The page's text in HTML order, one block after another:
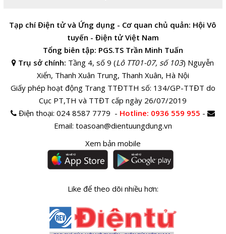
Tạp chí Điện tử và Ứng dụng - Cơ quan chủ quản: Hội Vô
tuyến - Điện tử Việt Nam
Tổng biên tập: PGS.TS Trần Minh Tuấn
Trụ sở chính: Tầng 4, số 9 (Lô TT01-07, số 103) Nguyễn
Xiển, Thanh Xuân Trung, Thanh Xuân, Hà Nội
Giấy phép hoạt động Trang TTĐTTH số: 134/GP-TTĐT do
Cục PT,TH và TTĐT cấp ngày 26/07/2019
Điện thoại:024 8587 7779 - Hotline: 0936 559 955 -
Email: toasoan@dientuungdung.vn
Xem bản mobile
Like để theo dõi nhiều hơn: